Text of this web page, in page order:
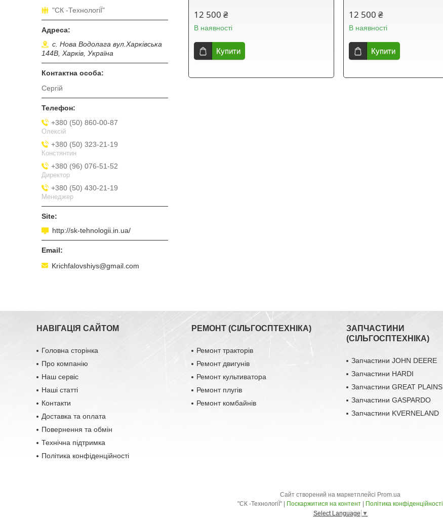
12 500 ₴
В наявності
Купити
12 500 ₴
В наявності
Купити
"СК -ТехнологіЇ"
с. Нова Водолага вул.Харківська
144В, Харків, Україна
Сергій
+380 (50) 860-00-87
Олексій
+380 (50) 323-21-19
Констянтин
+380 (96) 076-51-52
Директор
+380 (50) 430-21-19
Менеджер
http://sk-tehnologii.in.ua/
Krichfalovshiys@gmail.com
НАВІГАЦІЯ САЙТОМ
Головна сторінка
Про компанію
Наш сервіс
Наші статті
Контакти
Доставка та оплата
Повернення та обмін
Технічна підтримка
Політика конфіденційності
РЕМОНТ (СІЛЬГОСПТЕХНІКА)
Ремонт тракторів
Ремонт двигунів
Ремонт культиватора
Ремонт плугів
Ремонт комбайнів
ЗАПЧАСТИНИ
(СІЛЬГОСПТЕХНІКА)
Запчастини JOHN DEERE
Запчастини HARDI
Запчастини GREAT PLAINS
Запчастини GASPARDO
Запчастини KVERNELAND
Сайт створений на маркетплейсі Prom.ua
"СК -ТехнологіЇ" | Поскаржитися на контент | Політика конфіденційності
Select Language ▼